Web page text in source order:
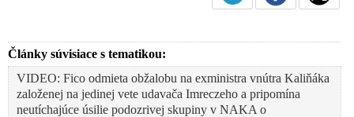
Články súvisiace s tematikou:
VIDEO: Fico odmieta obžalobu na exministra vnútra Kaliňáka
založenej na jedinej vete udavača Imreczeho a pripomína
neutíchajúce úsilie podozrivej skupiny v NAKA o